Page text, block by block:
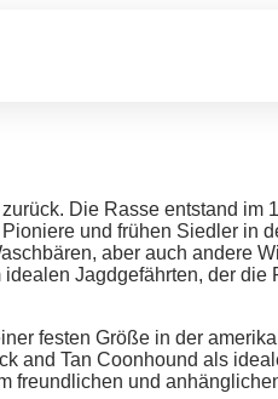
Die Rasse entstand im
und frühen Siedler in
aber auch andere
Jagdgefährten, der die
festen Größe in der
and Tan Coonhound als
freundlichen und